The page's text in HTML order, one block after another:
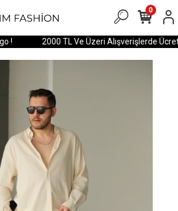
! 2000 TL Ve Üzeri Alışverişlerde
0